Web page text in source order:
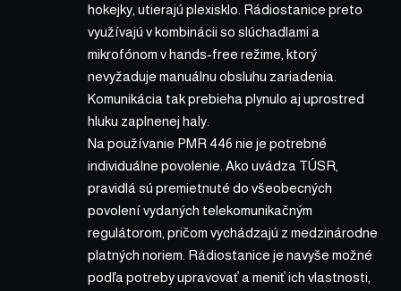
hokejky, utierajú plexisklo. Rádiostanice preto
využívajú v kombinácii so slúchadlami a
mikrofónom v hands-free režime, ktorý
nevyžaduje manuálnu obsluhu zariadenia.
Komunikácia tak prebieha plynulo aj uprostred
hluku zaplnenej haly.
Na používanie PMR 446 nie je potrebné
individuálne povolenie. Ako uvádza TÚSR,
pravidlá sú premietnuté do všeobecných
povolení vydaných telekomunikačným
regulátorom, pričom vychádzajú z medzinárodne
platných noriem. Rádiostanice je navyše možné
podľa potreby upravovať a meniť ich vlastnosti,